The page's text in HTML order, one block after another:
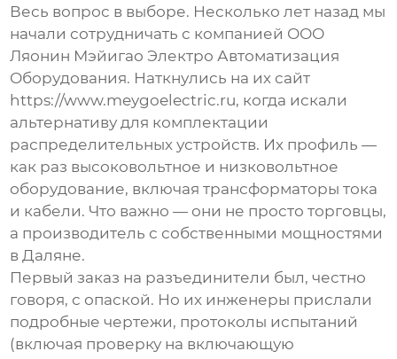
Весь вопрос в выборе. Несколько лет назад мы
начали сотрудничать с компанией ООО
Ляонин Мэйигао Электро Автоматизация
Оборудования. Наткнулись на их сайт
https://www.meygoelectric.ru, когда искали
альтернативу для комплектации
распределительных устройств. Их профиль —
как раз высоковольтное и низковольтное
оборудование, включая трансформаторы тока
и кабели. Что важно — они не просто торговцы,
а производитель с собственными мощностями
в Даляне.
Первый заказ на разъединители был, честно
говоря, с опаской. Но их инженеры прислали
подробные чертежи, протоколы испытаний
(включая проверку на включающую